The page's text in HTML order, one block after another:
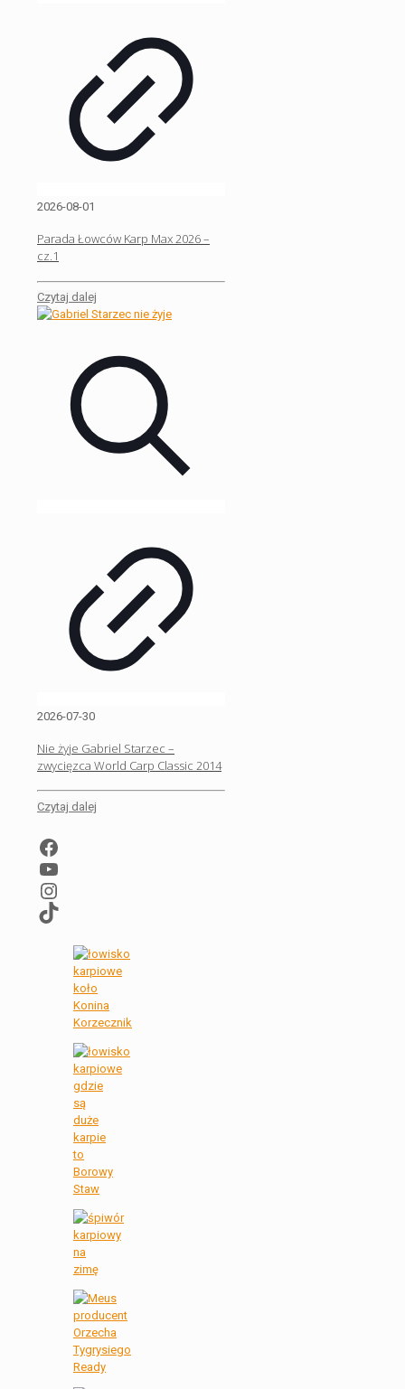
2026-08-01
Parada Łowców Karp Max 2026 –
cz.1
Czytaj dalej
2026-07-30
Nie żyje Gabriel Starzec –
zwycięzca World Carp Classic 2014
Czytaj dalej
Facebook
YouTube
Instagram
TikTok